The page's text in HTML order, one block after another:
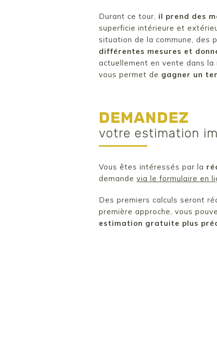
Durant ce tour, il prend des
superficie intérieure et
situation de la commune, des
différentes mesures et
actuellement en vente dans la
vous permet de gagner un
DEMANDEZ
votre estimation
Vous êtes intéressés par la
demande via le formulaire en
Des premiers calculs seront
première approche, vous
estimation gratuite plus